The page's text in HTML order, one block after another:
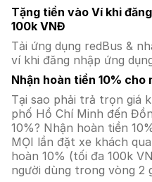
Tặng tiền vào Ví khi
100k VNĐ
Tải ứng dụng redBus &
ví khi đăng nhập ứng
Nhận hoàn tiền 10%
Tại sao phải trả trọn giá
phố Hồ Chí Minh đến
10%? Nhận hoàn tiền
MỌI lần đặt xe khách
hoàn 10% (tối đa 100k
người dùng trong vòng 2